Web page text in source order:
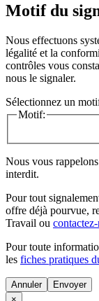
Motif du
Nous effectuons
légalité et la
contrôles vous
nous le signaler.
Sélectionnez un
Motif:
Nous vous
interdit.
Pour tout
offre déjà pourvue,
Travail ou
Pour toute
les fiches pratiques
Annuler